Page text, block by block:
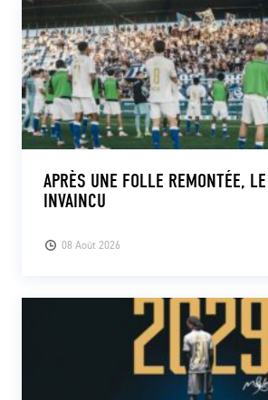
08 Août 2026
APRÈS UNE FOLLE REMONTÉE,
INVAINCU